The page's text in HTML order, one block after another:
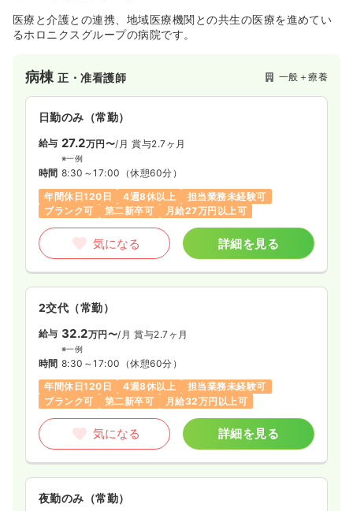
医療と介護との連携、地域医療機関との共生の医療を進めてい
るホロニクスグループの病院です。
病棟正・准看護師 一般＋療養
日勤のみ（常勤）
給与 27.2万円〜/月 賞与2.7ヶ月
※一例
時間 8:30～17:00 （休憩60分）
年間休日120日
4週8休以上
担当業務未経験可
ブランク可
第二新卒可 月給27万円以上可
気になる 詳細を見る
2交代（常勤）
給与 32.2万円〜/月 賞与2.7ヶ月
※一例
時間 8:30～17:00 （休憩60分）
年間休日120日
4週8休以上
担当業務未経験可
ブランク可
第二新卒可 月給32万円以上可
気になる 詳細を見る
夜勤のみ（常勤）